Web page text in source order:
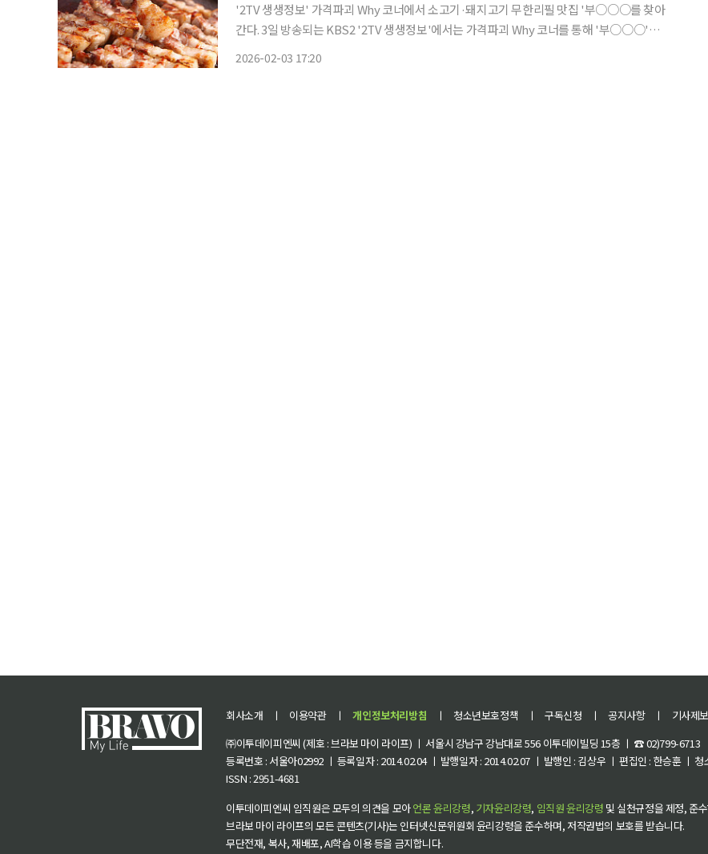
'2TV 생생정보' 가격파괴 Why 코너에서 소고기·돼지고기 무한리필 맛집 '부○○○를 찾아
간다. 3일 방송되는 KBS2 '2TV 생생정보'에서는 가격파괴 Why 코너를 통해 '부○○○'를
2026-02-03 17:20
회사소개 ㅣ 이용약관 ㅣ 개인정보처리방침 ㅣ 청소년보호정책 ㅣ 구독신청 ㅣ 공지사항 ㅣ 기사제
㈜이투데이피엔씨 (제호 : 브라보 마이 라이프) ㅣ 서울시 강남구 강남대로 556 이투데이빌딩 15층 ㅣ ☎ 02)799-6713
등록번호 : 서울아02992 ㅣ 등록일자 : 2014.02.04 ㅣ 발행일자 : 2014.02.07 ㅣ 발행인 : 김상우 ㅣ 편집인 : 한승훈 ㅣ
ISSN : 2951-4681
이투데이피엔씨 임직원은 모두의 의견을 모아언론 윤리강령, 기자윤리강령, 임직원 윤리강령 및 실천규정을 제정, 준
브라보 마이 라이프의 모든 콘텐츠(기사)는 인터넷신문위원회 윤리강령을 준수하며, 저작권법의 보호를 받습니다.
무단전재, 복사, 재배포, AI학습 이용 등을 금지합니다.